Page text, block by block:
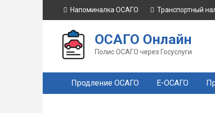
Напоминалка ОСАГО Транспортный
ОСАГО Онлайн
Полис ОСАГО через Госуслуги
Продление ОСАГО Е-ОСАГО